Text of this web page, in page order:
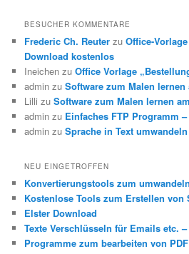
BESUCHER KOMMENTARE
Frederic Ch. Reuter zuOffice-
Download kostenlos
Ineichen zuOffice Vorlage
admin zuSoftware zum Malen
Lilli zuSoftware zum Malen lernen
admin zu Einfaches FTP Programm
admin zuSprache in Text
NEU EINGETROFFEN
Konvertierungstools zum
Kostenlose Tools zum Erstellen von
Elster Download
Texte Verschlüsseln für Emails etc. –
Programme zum bearbeiten von